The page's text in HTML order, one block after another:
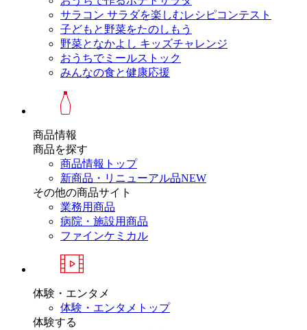
サラコン サラダを楽しむレシピコンテスト
子どもと野菜をたのしもう
野菜となかよし キッズチャレンジ
おうちでミールストック
みんなの食と健康応援
商品情報
商品を探す
商品情報トップ
新商品・リニューアル品NEW
その他の商品サイト
業務用商品
病院・施設用商品
ファインケミカル
体験・エンタメ
体験・エンタメトップ
体験する